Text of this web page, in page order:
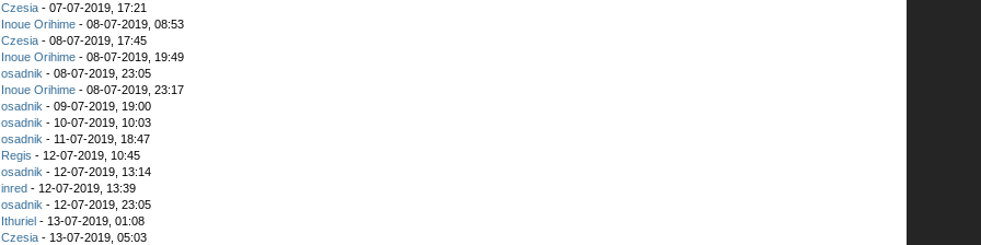
Czesia - 07-07-2019, 17:21
Inoue Orihime - 08-07-2019, 08:53
Czesia - 08-07-2019, 17:45
Inoue Orihime - 08-07-2019, 19:49
osadnik - 08-07-2019, 23:05
Inoue Orihime - 08-07-2019, 23:17
osadnik - 09-07-2019, 19:00
osadnik - 10-07-2019, 10:03
osadnik - 11-07-2019, 18:47
Regis - 12-07-2019, 10:45
osadnik - 12-07-2019, 13:14
inred - 12-07-2019, 13:39
osadnik - 12-07-2019, 23:05
Ithuriel - 13-07-2019, 01:08
Czesia - 13-07-2019, 05:03